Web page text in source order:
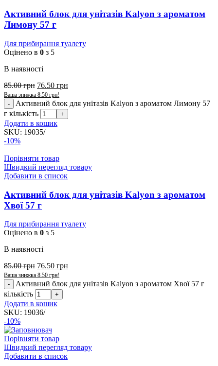
Активний блок для унітазів Kalyon з ароматом
Лимону 57 г
Для прибирання туалету
Оцінено в 0 з 5
В наявності
85.00грн 76.50 грн
Ваша знижка 8.50 грн!
Активний блок для унітазів Kalyon з ароматом Лимону 57
г кількість
Додати в кошик
SKU: 19035/
-10%
Порівняти товар
Швидкий перегляд товару
Добавити в список
Активний блок для унітазів Kalyon з ароматом
Хвої 57 г
Для прибирання туалету
Оцінено в 0 з 5
В наявності
85.00грн 76.50 грн
Ваша знижка 8.50 грн!
Активний блок для унітазів Kalyon з ароматом Хвої 57 г
кількість
Додати в кошик
SKU: 19036/
-10%
Порівняти товар
Швидкий перегляд товару
Добавити в список